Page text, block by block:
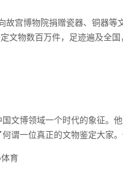
博物院捐赠瓷器、铜器等
文物数百万件，足迹遍及全国
博领域一个时代的象征。他
谓一位真正的文物鉴定大家
育